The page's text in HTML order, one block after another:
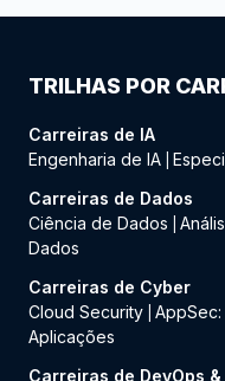
TRILHAS POR
Carreiras de IA
Engenharia de IA
Carreiras de Dados
Ciência de Dados
Dados
Carreiras de Cyber
Cloud Security
Aplicações
Carreiras de DevOps